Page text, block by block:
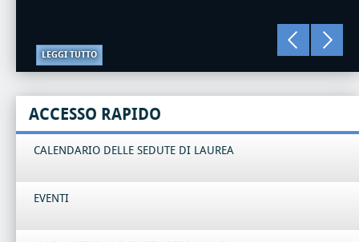
LEGGI TUTTO
ACCESSO RAPIDO
CALENDARIO DELLE SEDUTE DI LAUREA
EVENTI